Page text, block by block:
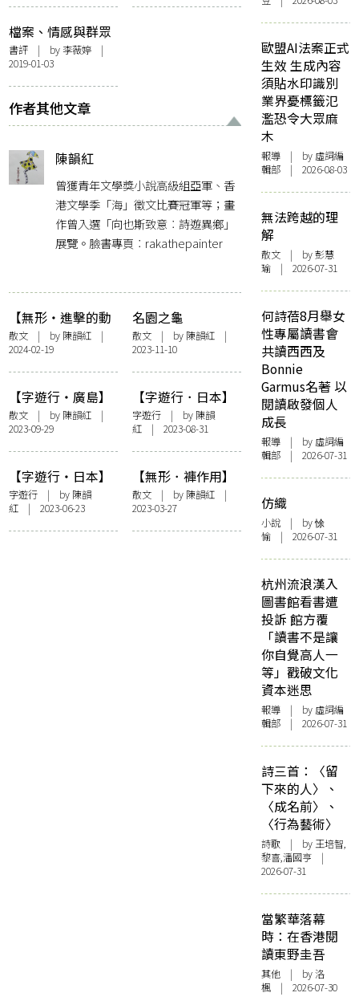
檔案、情感與群眾
︰《盧麒之死》的
文字與色彩鑲嵌術
書評 | by 李薇婷 |
2019-01-03
作者其他文章
陳韻紅
曾獲青年文學獎小說高級組亞軍、香
港文學季「海」徵文比賽冠軍等；畫
作曾入選「向也斯致意︰詩遊異鄉」
展覽。臉書專頁︰rakathepainter
【無形・進擊的動
漫】少女與不怎麼
少女的時代之淚
散文 | by 陳韻紅 |
2024-02-19
名園之龜
散文| by 陳韻紅|
2023-11-10
【字遊行・廣島】
在歷史黑雨的水窪
前停駐——2023年5
月廣島巿內行
散文 | by 陳韻紅 |
2023-09-29
【字遊行．日本】
大久野島與有毒的
兔子
字遊行| by 陳韻
紅| 2023-08-31
【字遊行・日本】
太陽之塔
字遊行 | by 陳韻
紅 | 2023-06-23
【無形．褲作用】
飛鼠的形狀
散文| by 陳韻紅|
2023-03-27
歐盟AI法案正式
生效 生成內容
須貼水印識別
業界憂標籤氾
濫恐令大眾麻
木
報導 | by 虛詞編
輯部 | 2026-08-03
無法跨越的理
解
散文 | by 彭慧
瑜 | 2026-07-31
何詩蓓8月舉女
性專屬讀書會
共讀西西及
Bonnie
Garmus名著 以
閱讀啟發個人
成長
報導 | by 虛詞編
輯部 | 2026-07-31
仿織
小說 | by 悇
愉 | 2026-07-31
杭州流浪漢入
圖書館看書遭
投訴 館方覆
「讀書不是讓
你自覺高人一
等」戳破文化
資本迷思
報導 | by 虛詞編
輯部 | 2026-07-31
詩三首：〈留
下來的人〉、
〈成名前〉、
〈行為藝術〉
詩歌 | by 王培智,
黎喜,潘國亨 |
2026-07-31
當繁華落幕
時：在香港閱
讀東野圭吾
其他 | by洛
楓 | 2026-07-30